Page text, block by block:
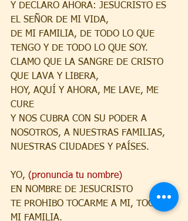
Y DECLARO AHORA: JESUCRISTO ES
EL SEÑOR DE MI VIDA,
DE MI FAMILIA, DE TODO LO QUE
TENGO Y DE TODO LO QUE SOY.
CLAMO QUE LA SANGRE DE CRISTO
QUE LAVA Y LIBERA,
HOY, AQUÍ Y AHORA, ME LAVE, ME
CURE
Y NOS CUBRA CON SU PODER A
NOSOTROS, A NUESTRAS FAMILIAS,
NUESTRAS CIUDADES Y PAÍSES.
YO, (pronuncia tu nombre)
EN NOMBRE DE JESUCRISTO
TE PROHIBO TOCARME A MI, TOCAR
MI FAMILIA.